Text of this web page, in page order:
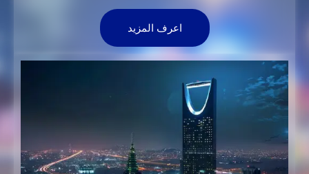
اعرف المزيد